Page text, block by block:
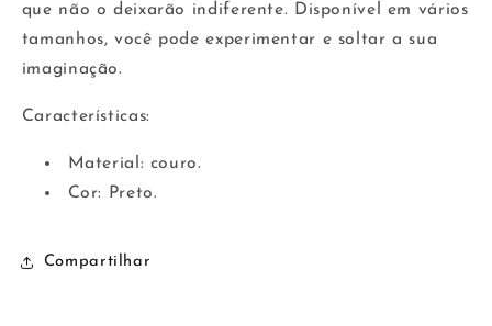
que não o deixarão indiferente. Disponível em vários
tamanhos, você pode experimentar e soltar a sua
imaginação.
Características:
Material: couro.
Cor: Preto.
Compartilhar